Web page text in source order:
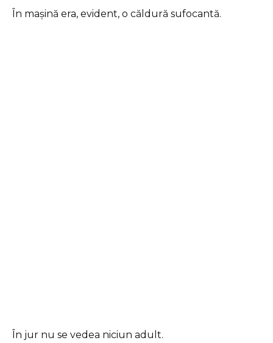
În mașină era, evident, o căldură sufocantă.
În jur nu se vedea niciun adult.